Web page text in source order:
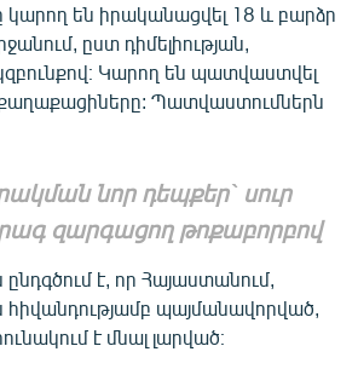
կայքերը
են իրականացվել 18 և բարձր
ըստ դիմելիության,
Կարող են պատվաստվել
Պատվաստումներն
նոր դեպքեր` սուր
զարգացող թոքաբորբով
է, որ Հայաստանում,
հիվանդությամբ պայմանավորված,
է մնալ լարված։